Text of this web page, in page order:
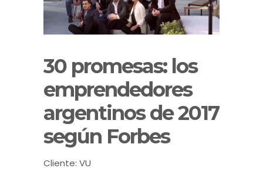
30 promesas: los
emprendedores
argentinos de 2017
según Forbes
Cliente: VU